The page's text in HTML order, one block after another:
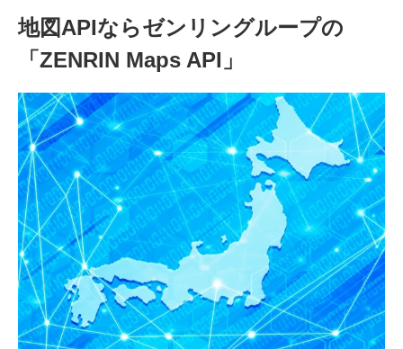
地図APIならゼンリングループの
「ZENRIN Maps API」